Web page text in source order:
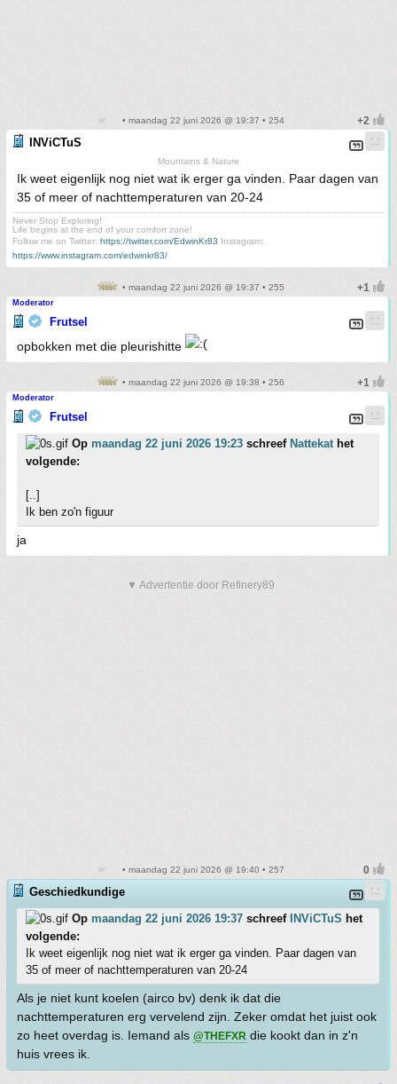
• maandag 22 juni 2026 @ 19:37 • 254
INViCTuS
Mountains & Nature
Ik weet eigenlijk nog niet wat ik erger ga vinden. Paar dagen van
35 of meer of nachttemperaturen van 20-24
Never Stop Exploring!
Life begins at the end of your comfort zone!
Follow me on Twitter: https://twitter.com/EdwinKr83 Instagram:
https://www.instagram.com/edwinkr83/
• maandag 22 juni 2026 @ 19:37 • 255
Moderator
Frutsel
opbokken met die pleurishitte
• maandag 22 juni 2026 @ 19:38 • 256
Moderator
Frutsel
Op maandag 22 juni 2026 19:23 schreef Nattekathet
volgende:
[..]
Ik ben zo'n figuur
ja
▼ Advertentie door Refinery89
• maandag 22 juni 2026 @ 19:40 • 257
Geschiedkundige
Op maandag 22 juni 2026 19:37 schreef INViCTuS het
volgende:
Ik weet eigenlijk nog niet wat ik erger ga vinden. Paar dagen van
35 of meer of nachttemperaturen van 20-24
Als je niet kunt koelen (airco bv) denk ik dat die
nachttemperaturen erg vervelend zijn. Zeker omdat het juist ook
zo heet overdag is. Iemand als @THEFXR die kookt dan in z'n
huis vrees ik.